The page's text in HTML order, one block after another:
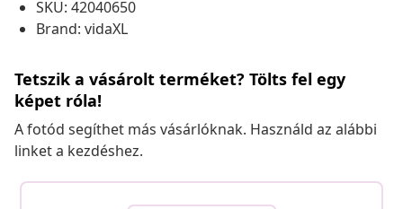
SKU: 42040650
Brand: vidaXL
Tetszik a vásárolt terméket? Tölts fel egy
képet róla!
A fotód segíthet más vásárlóknak. Használd az alábbi
linket a kezdéshez.